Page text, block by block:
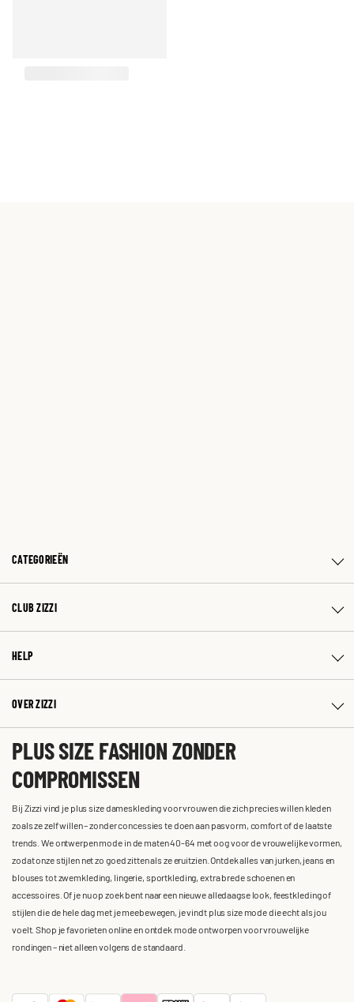
CATEGORIEËN
CLUB ZIZZI
HELP
OVER ZIZZI
PLUS SIZE FASHION ZONDER
COMPROMISSEN
Bij Zizzi vind je plus size dameskleding voor vrouwen die zich precies willen kleden
zoals ze zelf willen – zonder concessies te doen aan pasvorm, comfort of de laatste
trends. We ontwerpen mode in de maten 40-64 met oog voor de vrouwelijke vormen,
zodat onze stijlen net zo goed zitten als ze eruitzien. Ontdek alles van jurken, jeans en
blouses tot zwemkleding, lingerie, sportkleding, extra brede schoenen en
accessoires. Of je nu op zoek bent naar een nieuwe alledaagse look, feestkleding of
stijlen die de hele dag met je meebewegen, je vindt plus size mode die echt als jou
voelt. Shop je favorieten online en ontdek mode ontworpen voor vrouwelijke
rondingen – niet alleen volgens de standaard.